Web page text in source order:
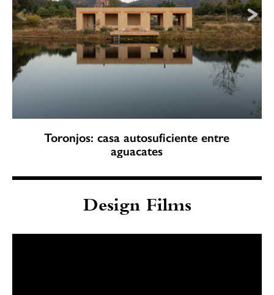
Toronjos: casa autosuficiente entre
aguacates
Design Films